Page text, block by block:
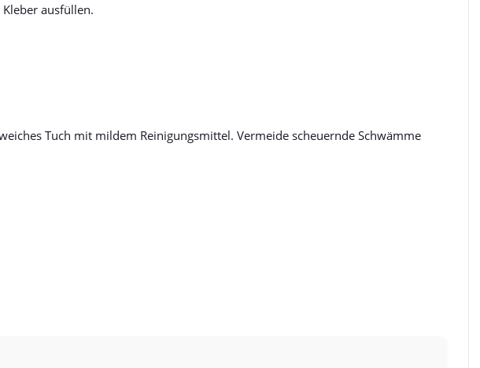
ausfüllen.
Tuch mit mildem Reinigungsmittel. Vermeide scheuernde Schwämme